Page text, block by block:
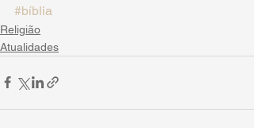
#bíblia
Religião
Atualidades